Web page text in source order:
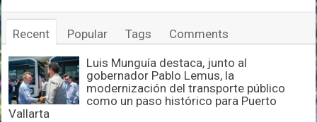
Recent Popular Tags Comments
Luis Munguía destaca, junto al
gobernador Pablo Lemus, la
modernización del transporte público
como un paso histórico para Puerto
Vallarta